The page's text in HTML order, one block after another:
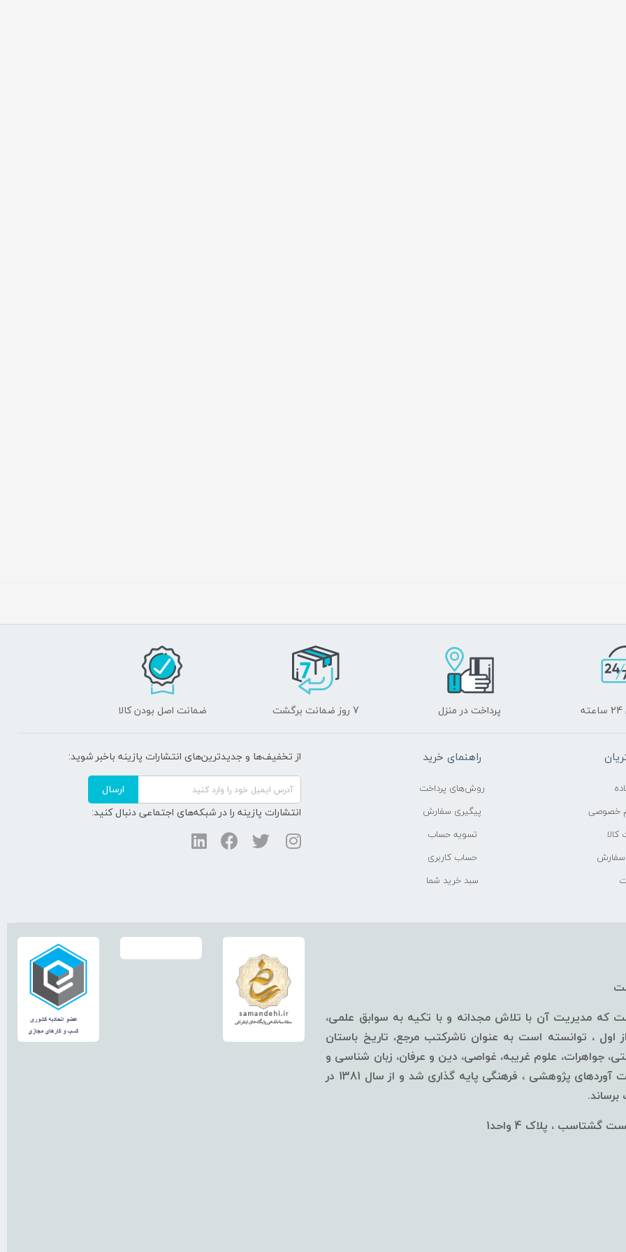
پرداخت در منزل 7 روز ضمانت برگشت ضمانت اصل بودن کالا
خصوصی
راهنمای خرید
روش‌های پرداخت
پیگیری سفارش
تسویه حساب
حساب کاربری
سبد خرید شما
از تخفیف‌ها و جدیدترین‌های انتشارات پازینه باخبر شوید:
ارسال
انتشارات پازینه را در شبکه‌های اجتماعی دنبال کنید:
مدیریت آن با تلاش مجدانه و با تکیه به سوابق علمی،
، توانسته است به عنوان ناشرکتب مرجع، تاریخ باستان
جواهرات، علوم غریبه، غواصی، دین و عرفان، زبان شناسی و
... قلمداد گردد.این مرکز از سال 1376 با اهداف ارائه آخرین دست آوردهای پژوهشی ، فرهنگی پایه گذاری شد و از سال 1381 در
، پلاک 4 واحد1